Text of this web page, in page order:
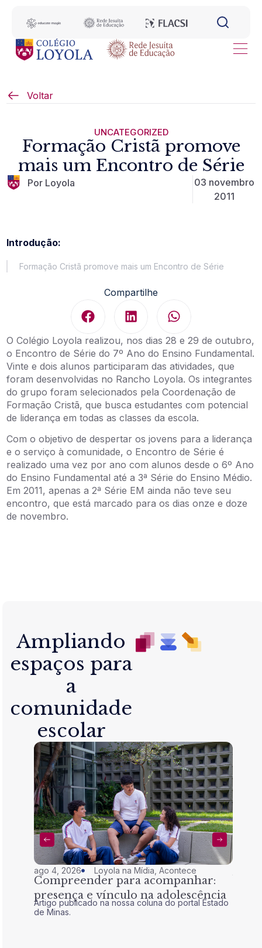
Voltar
UNCATEGORIZED
Formação Cristã promove
mais um Encontro de Série
Por Loyola
03 novembro
2011
Introdução:
Formação Cristã promove mais um Encontro de Série
Compartilhe
O Colégio Loyola realizou, nos dias 28 e 29 de outubro,
o Encontro de Série do 7º Ano do Ensino Fundamental.
Vinte e dois alunos participaram das atividades, que
foram desenvolvidas no Rancho Loyola. Os integrantes
do grupo foram selecionados pela Coordenação de
Formação Cristã, que busca estudantes com potencial
de liderança em todas as classes da escola.
Com o objetivo de despertar os jovens para a liderança
e o serviço à comunidade, o Encontro de Série é
realizado uma vez por ano com alunos desde o 6º Ano
do Ensino Fundamental até a 3ª Série do Ensino Médio.
Em 2011, apenas a 2ª Série EM ainda não teve seu
encontro, que está marcado para os dias onze e doze
de novembro.
Ampliando
espaços para
a
comunidade
escolar
ago 4, 2026 Loyola na Mídia ,Acontece
Compreender para acompanhar:
presença e vínculo na adolescência
Artigo publicado na nossa coluna do portal Estado
de Minas.